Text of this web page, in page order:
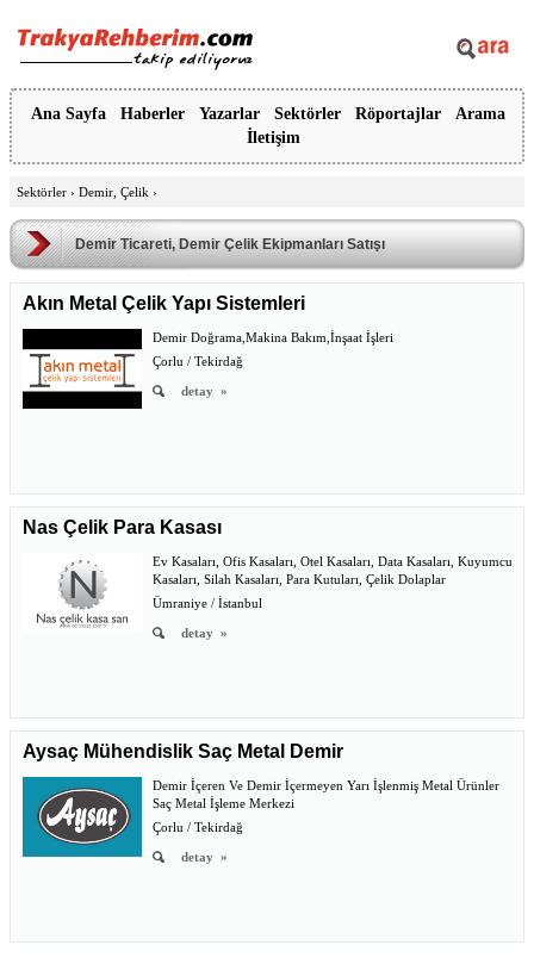
Ana Sayfa Haberler Yazarlar Sektörler Röportajlar
Arama
İletişim
Sektörler › Demir, Çelik ›
Demir Ticareti, Demir Çelik Ekipmanları Satışı
Akın Metal Çelik Yapı Sistemleri
Demir Doğrama,Makina Bakım,İnşaat İşleri
Çorlu / Tekirdağ
detay »
Nas Çelik Para Kasası
Ev Kasaları, Ofis Kasaları, Otel Kasaları, Data Kasaları, Kuyumcu
Kasaları, Silah Kasaları, Para Kutuları, Çelik Dolaplar
Ümraniye / İstanbul
detay »
Aysaç Mühendislik Saç Metal Demir
Demir İçeren Ve Demir İçermeyen Yarı İşlenmiş Metal Ürünler
Saç Metal İşleme Merkezi
Çorlu / Tekirdağ
detay »